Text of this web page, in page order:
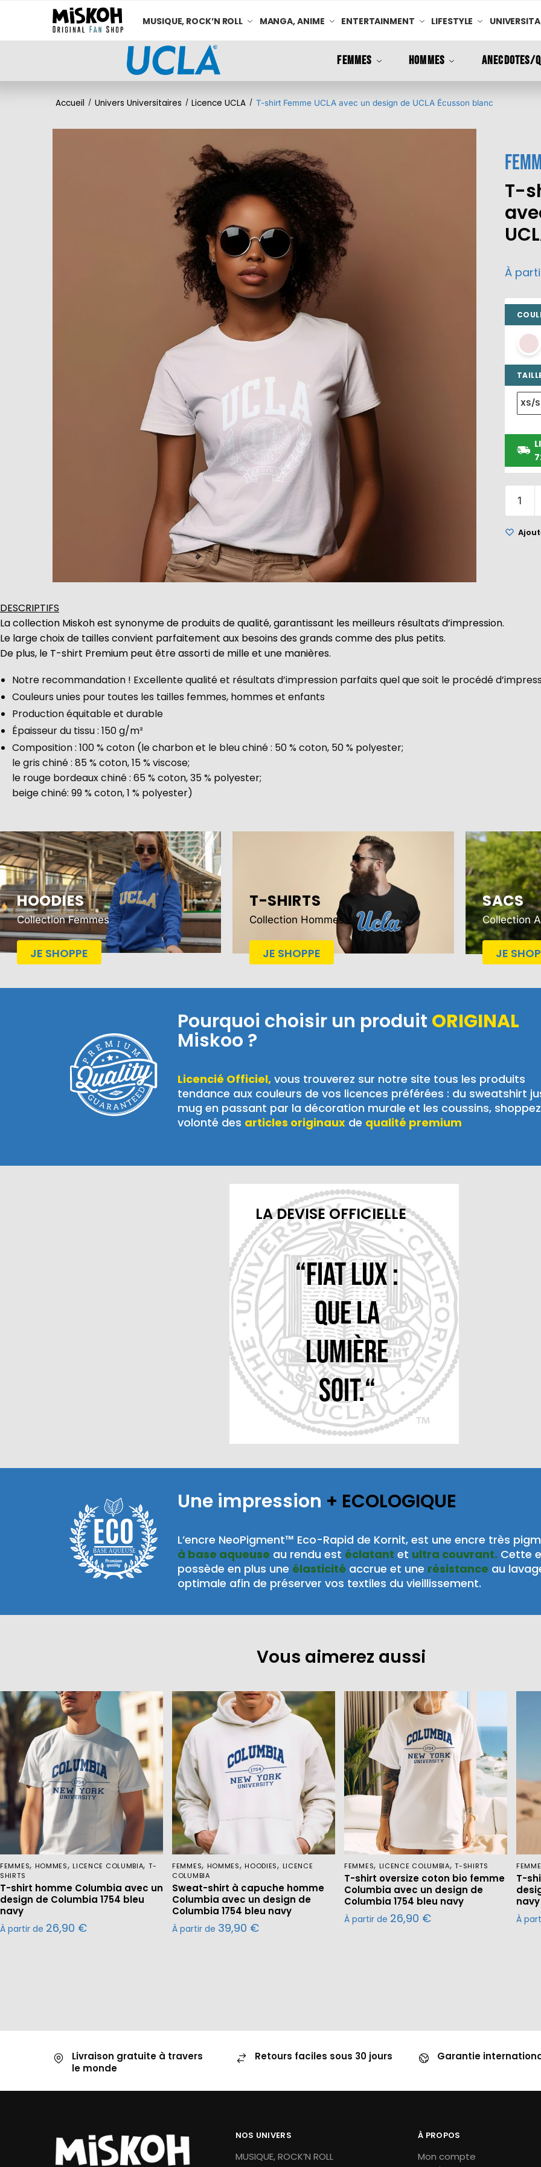
MUSIQUE, ROCK’N ROLL MANGA, ANIME ENTERTAINMENT LIFESTYLE
FEMMES HOMMES ANECDOTES/
Accueil / Univers Universitaires / Licence UCLA / T-shirt Femme UCLA avec un design de UCLA Écusson blanc
T-
À
XS/S
DESCRIPTIFS
La collection Miskoh est synonyme de produits de qualité, garantissant les meilleurs résultats d’impression.
Le large choix de tailles convient parfaitement aux besoins des grands comme des plus petits.
De plus, le T-shirt Premium peut être assorti de mille et une manières.
Notre recommandation ! Excellente qualité et résultats d’impression parfaits quel que soit le procédé
Couleurs unies pour toutes les tailles femmes, hommes et enfants
Production équitable et durable
Épaisseur du tissu : 150 g/m²
Composition : 100 % coton (le charbon et le bleu chiné : 50 % coton, 50 % polyester;
le gris chiné : 85 % coton, 15 % viscose;
le rouge bordeaux chiné : 65 % coton, 35 % polyester;
beige chiné: 99 % coton, 1 % polyester)
HOODIES
Collection Femmes
JE SHOPPE
T-SHIRTS
Collection Hommes
JE SHOPPE
SACS
Collection
JE
Pourquoi choisir un produit ORIGINAL
Miskoo ?
Licencié Officiel, vous trouverez sur notre site tous les produits
tendance aux couleurs de vos licences préférées : du sweatshirt
mug en passant par la décoration murale et les coussins,
volonté des articles originaux de qualité premium
LA DEVISE OFFICIELLE
“Fiat Lux :
Que la
lumière
soit.“
BASE AQUEUSE
Une impression + ECOLOGIQUE
L’encre NeoPigment™ Eco-Rapid de Kornit, est une encre très
à base aqueuse au rendu est éclatant et ultra couvrant. Cette
possède en plus une élasticité accrue et une résistance au
optimale afin de préserver vos textiles du vieillissement.
Vous aimerez aussi
FEMMES, HOMMES, LICENCE COLUMBIA, T-
SHIRTS
T-shirt homme Columbia avec un
design de Columbia 1754 bleu
navy
À partir de 26,90 €
FEMMES, HOMMES, HOODIES, LICENCE
COLUMBIA
Sweat-shirt à capuche homme
Columbia avec un design de
Columbia 1754 bleu navy
À partir de 39,90 €
FEMMES, LICENCE COLUMBIA,T-SHIRTS
T-shirt oversize coton bio femme
Columbia avec un design de
Columbia 1754 bleu navy
À partir de 26,90 €
T-
navy
À
Livraison gratuite à travers
le monde
Retours faciles sous 30 jours Garantie
NOS UNIVERS
MUSIQUE, ROCK’N ROLL
À PROPOS
Mon compte